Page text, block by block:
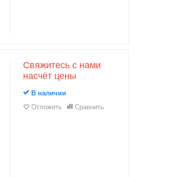
Свяжитесь с нами
насчёт цены
В наличии
Отложить
Сравнить